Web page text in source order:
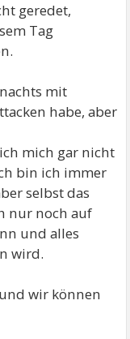
geredet,
Tag
mit
habe, aber
mich gar nicht
bin ich immer
selbst das
nur noch auf
und alles
wird.
wir können